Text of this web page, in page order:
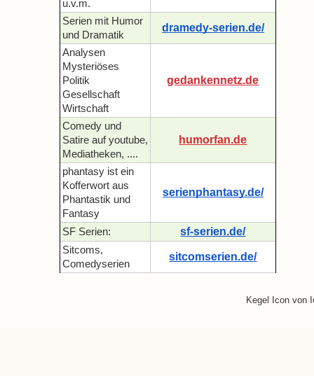
u.v.m.
Serien mit Humor
und Dramatik
dramedy-serien.de/
Analysen
Mysteriöses
Politik
Gesellschaft
Wirtschaft
gedankennetz.de
Comedy und
Satire auf youtube,
Mediatheken, ....
humorfan.de
phantasy ist ein
Kofferwort aus
Phantastik und
Fantasy
serienphantasy.de/
SF Serien: sf-serien.de/
Sitcoms,
Comedyserien
sitcomserien.de/
Kegel Icon von